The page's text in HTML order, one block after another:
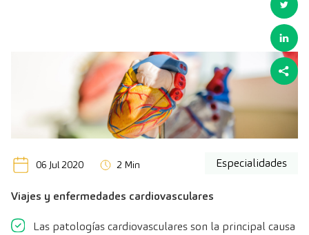
06 Jul 2020 2 Min Especialidades
Viajes y enfermedades cardiovasculares
Las patologías cardiovasculares son la principal causa